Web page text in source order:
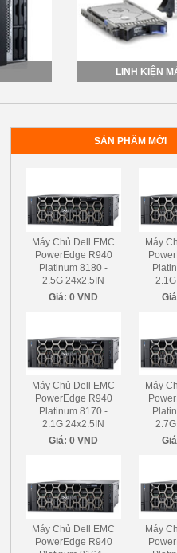
LINH KIỆN
SẢN PHẨM MỚI
Máy Chủ Dell EMC
PowerEdge R940
Platinum 8180 -
2.5G 24x2.5IN
Giá: 0 VND
Máy
Máy Chủ Dell EMC
PowerEdge R940
Platinum 8170 -
2.1G 24x2.5IN
Giá: 0 VND
Máy
Máy Chủ Dell EMC
PowerEdge R940
Máy